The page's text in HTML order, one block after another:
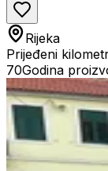
Rijeka
Prijeđeni
70Godina